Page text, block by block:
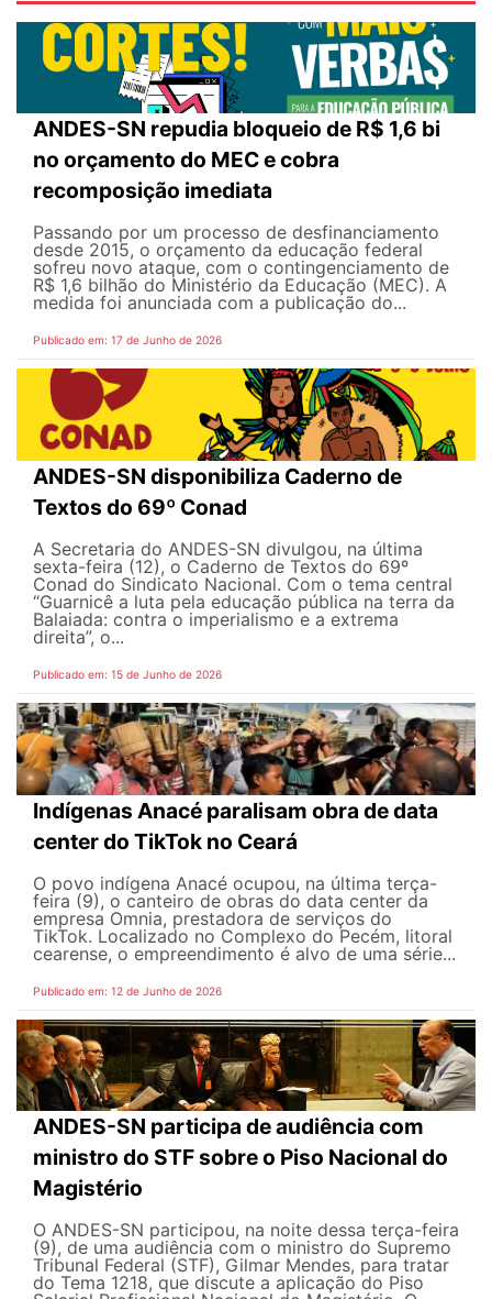
ANDES-SN repudia bloqueio de R$ 1,6 bi
no orçamento do MEC e cobra
recomposição imediata
Passando por um processo de desfinanciamento
desde 2015, o orçamento da educação federal
sofreu novo ataque, com o contingenciamento de
R$ 1,6 bilhão do Ministério da Educação (MEC). A
medida foi anunciada com a publicação do...
Publicado em: 17 de Junho de 2026
ANDES-SN disponibiliza Caderno de
Textos do 69º Conad
A Secretaria do ANDES-SN divulgou, na última
sexta-feira (12), o Caderno de Textos do 69º
Conad do Sindicato Nacional. Com o tema central
“Guarnicê a luta pela educação pública na terra da
Balaiada: contra o imperialismo e a extrema
direita”, o...
Publicado em: 15 de Junho de 2026
Indígenas Anacé paralisam obra de data
center do TikTok no Ceará
O povo indígena Anacé ocupou, na última terça-
feira (9), o canteiro de obras do data center da
empresa Omnia, prestadora de serviços do
TikTok. Localizado no Complexo do Pecém, litoral
cearense, o empreendimento é alvo de uma série...
Publicado em: 12 de Junho de 2026
ANDES-SN participa de audiência com
ministro do STF sobre o Piso Nacional do
Magistério
O ANDES-SN participou, na noite dessa terça-feira
(9), de uma audiência com o ministro do Supremo
Tribunal Federal (STF), Gilmar Mendes, para tratar
do Tema 1218, que discute a aplicação do Piso